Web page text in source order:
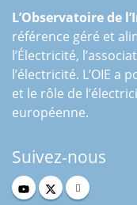
L’Observatoire de
référence géré et
l’Électricité,
l’électricité. L’OIE a
et le rôle de
européenne.
Suivez-nous